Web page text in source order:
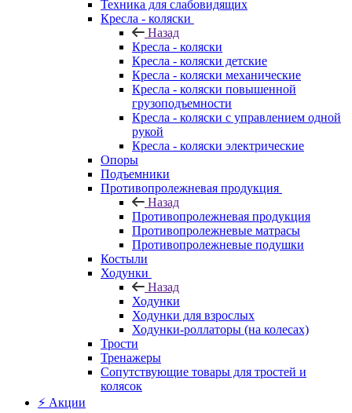
Техника для слабовидящих
Кресла - коляски
Назад
Кресла - коляски
Кресла - коляски детские
Кресла - коляски механические
Кресла - коляски повышенной
грузоподъемности
Кресла - коляски с управлением одной
рукой
Кресла - коляски электрические
Опоры
Подъемники
Противопролежневая продукция
Назад
Противопролежневая продукция
Противопролежневые матрасы
Противопролежневые подушки
Костыли
Ходунки
Назад
Ходунки
Ходунки для взрослых
Ходунки-роллаторы (на колесах)
Трости
Тренажеры
Сопутствующие товары для тростей и
колясок
⚡ Акции